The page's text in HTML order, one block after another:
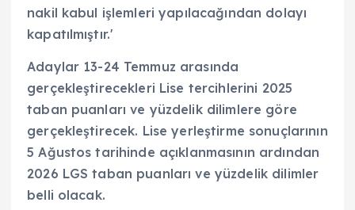
nakil kabul işlemleri yapılacağından dolayı
kapatılmıştır.'
Adaylar 13-24 Temmuz arasında
gerçekleştirecekleri Lise tercihlerini 2025
taban puanları ve yüzdelik dilimlere göre
gerçekleştirecek. Lise yerleştirme sonuçlarının
5 Ağustos tarihinde açıklanmasının ardından
2026 LGS taban puanları ve yüzdelik dilimler
belli olacak.